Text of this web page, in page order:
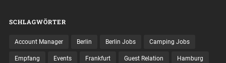
SCHLAGWÖRTER
Account Manager Berlin Berlin Jobs Camping Jobs
Empfang Events Frankfurt Guest Relation Hamburg